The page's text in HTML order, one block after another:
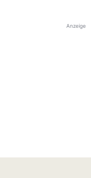
Anzeige